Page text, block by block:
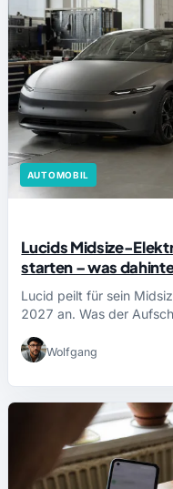
AUTOMOBIL
Lucids Midsize-
starten – was
Lucid peilt für sein
2027 an. Was der
Wolfgang